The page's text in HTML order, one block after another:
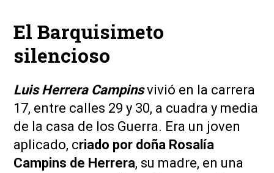
El Barquisimeto
silencioso
Luis Herrera Campinsvivió en la carrera
17, entre calles 29 y 30, a cuadra y media
de la casa de los Guerra. Era un joven
aplicado, criado por doña Rosalía
Campins de Herrera, su madre, en una